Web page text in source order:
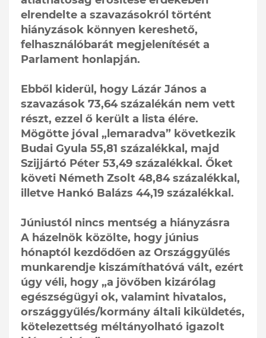
elrendelte a szavazásokról történt
hiányzások könnyen kereshető,
felhasználóbarát megjelenítését a
Parlament honlapján.
Ebből kiderül, hogy Lázár János a
szavazások 73,64 százalékán nem vett
részt, ezzel ő került a lista élére.
Mögötte jóval „lemaradva” következik
Budai Gyula 55,81 százalékkal, majd
Szijjártó Péter 53,49 százalékkal. Őket
követi Németh Zsolt 48,84 százalékkal,
illetve Hankó Balázs 44,19 százalékkal.
Júniustól nincs mentség a hiányzásra
A házelnök közölte, hogy június
hónaptól kezdődően az Országgyűlés
munkarendje kiszámíthatóvá vált, ezért
úgy véli, hogy „a jövőben kizárólag
egészségügyi ok, valamint hivatalos,
országgyűlés/kormány általi kiküldetés,
kötelezettség méltányolható igazolt